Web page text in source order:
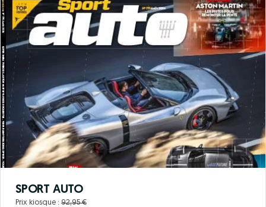
SPORT AUTO
Prix kiosque : 92,95 €